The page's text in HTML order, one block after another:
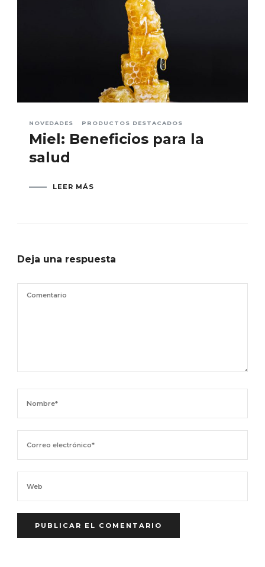
NOVEDADES PRODUCTOS DESTACADOS
Miel: Beneficios para la
salud
LEER MÁS
Deja una respuesta